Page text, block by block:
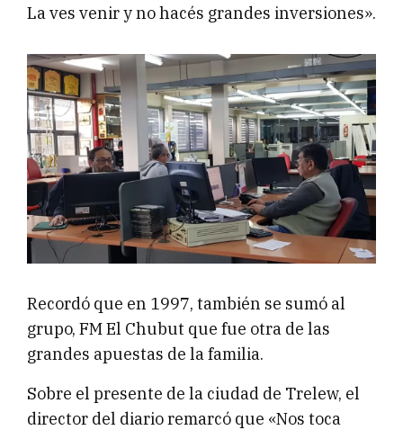
La ves venir y no hacés grandes inversiones».
Recordó que en 1997, también se sumó al
grupo, FM El Chubut que fue otra de las
grandes apuestas de la familia.
Sobre el presente de la ciudad de Trelew, el
director del diario remarcó que «Nos toca